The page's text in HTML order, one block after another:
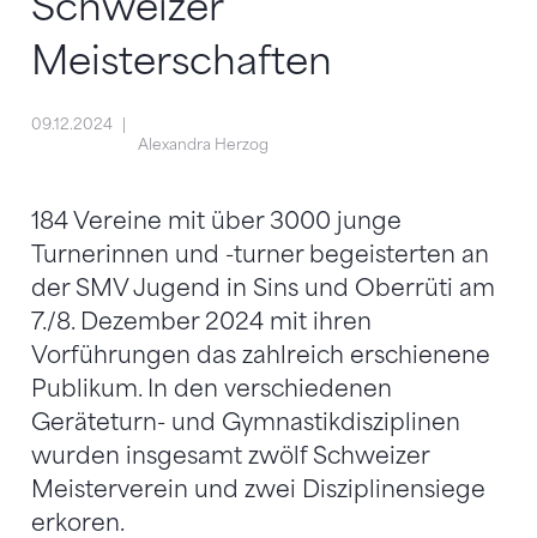
Meisterschaften
09.12.2024
Alexandra Herzog
184 Vereine mit über 3000 junge
Turnerinnen und -turner begeisterten an
der SMV Jugend in Sins und Oberrüti am
7./8. Dezember 2024 mit ihren
Vorführungen das zahlreich erschienene
Publikum. In den verschiedenen
Geräteturn- und Gymnastikdisziplinen
wurden insgesamt zwölf Schweizer
Meisterverein und zwei Disziplinensiege
erkoren.